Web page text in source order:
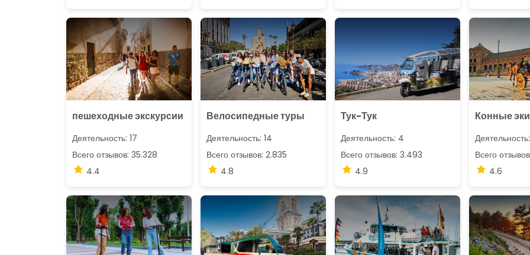
пешеходные экскурсии
Деятельность: 17
Всего отзывов: 35.328
4.4
Велосипедные туры
Деятельность: 14
Всего отзывов: 2.835
4.8
Тук-Тук
Деятельность: 4
Всего отзывов: 3.493
4.9
Конные
Всего
4.6